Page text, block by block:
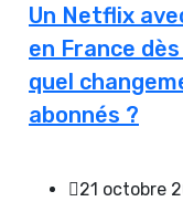
Un Netflix
en France
quel
abonnés ?
21 octobre